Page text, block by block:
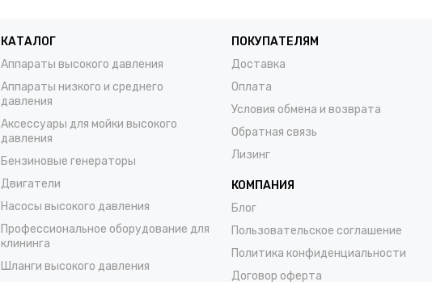
КАТАЛОГ
Аппараты высокого давления
Аппараты низкого и среднего
давления
Аксессуары для мойки высокого
давления
Бензиновые генераторы
Двигатели
Насосы высокого давления
Профессиональное оборудование для
клининга
Шланги высокого давления
ПОКУПАТЕЛЯМ
Доставка
Оплата
Условия обмена и возврата
Обратная связь
Лизинг
КОМПАНИЯ
Блог
Пользовательское соглашение
Политика конфиденциальности
Договор оферта